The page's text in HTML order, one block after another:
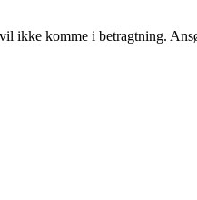
ikke komme i betragtning.